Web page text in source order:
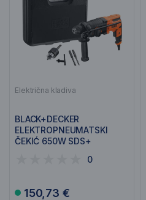
Električna kladiva
BLACK+DECKER
ELEKTROPNEUMATSKI
ČEKIĆ 650W SDS+
0
150,73 €